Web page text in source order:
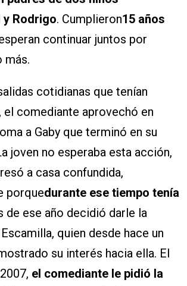
Rodrigo. Cumplieron15 años
continuar juntos por
más.
cotidianas que tenían
comediante aprovechó en
a Gaby que terminó en su
joven no esperaba esta acción,
a casa confundida,
porquedurante ese tiempo tenía
de ese año decidió darle la
quien desde hace un
su interés hacia ella. El
el comediante le pidió la